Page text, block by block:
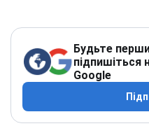
Будьте
підпишіться
Google